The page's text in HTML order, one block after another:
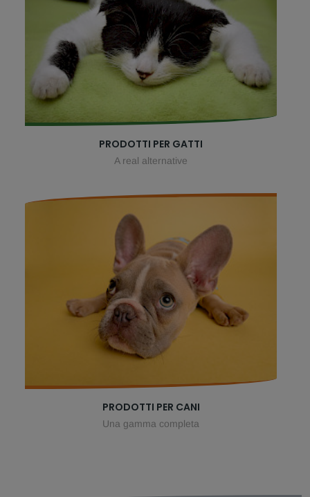
PRODOTTI PER GATTI
A real alternative
PRODOTTI PER CANI
Una gamma completa